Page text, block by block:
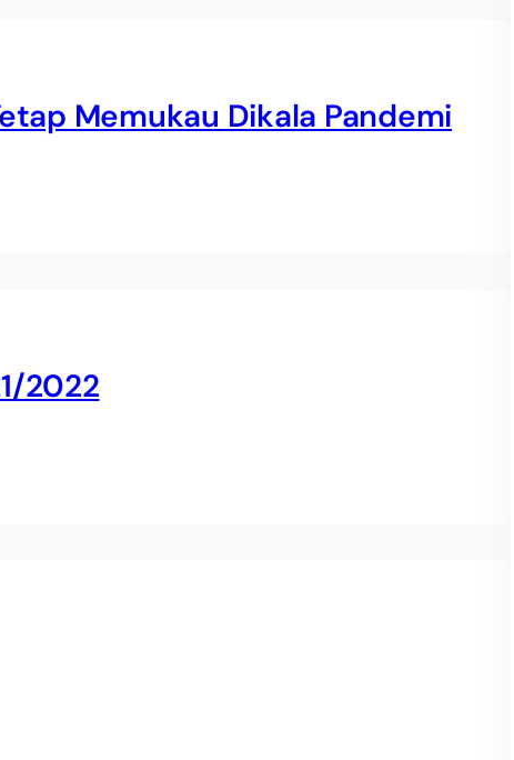
Memukau Dikala Pandemi
2022